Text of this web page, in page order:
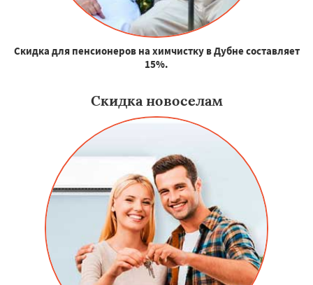
Скидка для пенсионеров на химчистку в Дубне составляет
15%.
Скидка новоселам